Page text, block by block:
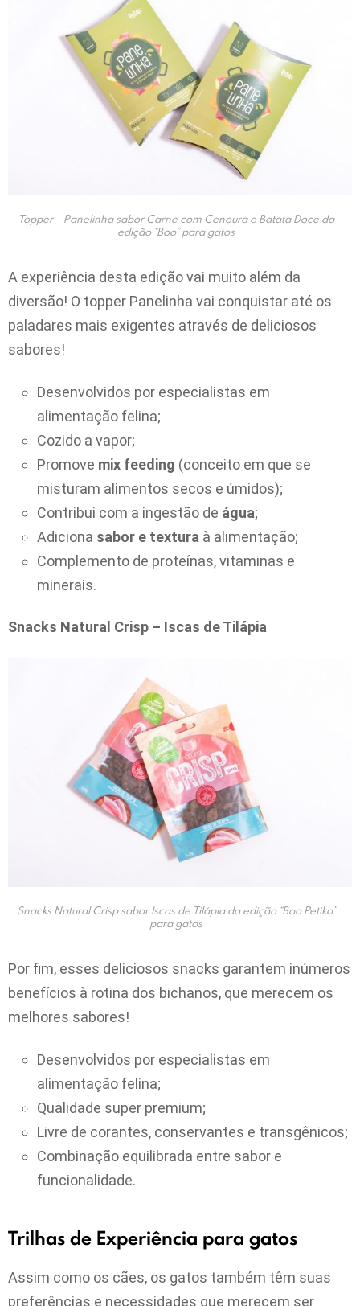
Topper – Panelinha sabor Carne com Cenoura e Batata Doce da
edição “Boo” para gatos
A experiência desta edição vai muito além da
diversão! O topper Panelinha vai conquistar até os
paladares mais exigentes através de deliciosos
sabores!
Desenvolvidos por especialistas em
alimentação felina;
Cozido a vapor;
Promove mix feeding (conceito em que se
misturam alimentos secos e úmidos);
Contribui com a ingestão de água;
Adiciona sabor e textura à alimentação;
Complemento de proteínas, vitaminas e
minerais.
Snacks Natural Crisp – Iscas de Tilápia
Snacks Natural Crisp sabor Iscas de Tilápia da edição “Boo Petiko”
para gatos
Por fim, esses deliciosos snacks garantem inúmeros
benefícios à rotina dos bichanos, que merecem os
melhores sabores!
Desenvolvidos por especialistas em
alimentação felina;
Qualidade super premium;
Livre de corantes, conservantes e transgênicos;
Combinação equilibrada entre sabor e
funcionalidade.
Trilhas de Experiência para gatos
Assim como os cães, os gatos também têm suas
preferências e necessidades que merecem ser